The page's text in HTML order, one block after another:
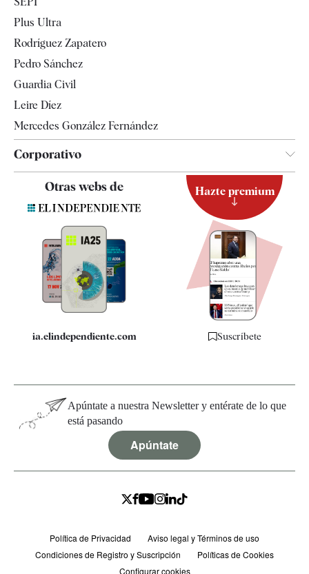
Televisión
Plus Ultra
Rodríguez Zapatero
Pedro Sánchez
Guardia Civil
Leire Díez
Mercedes González Fernández
Corporativo
Contacto
Quiénes somos
Especificaciones
Otras webs de
ia.elindependiente.com
Hazte premium
Suscríbete
Apúntate a nuestra Newsletter y entérate de lo que
está pasando
Apúntate
Política de Privacidad
Aviso legal y Términos de uso
Condiciones de Registro y Suscripción
Políticas de Cookies
Configurar cookies